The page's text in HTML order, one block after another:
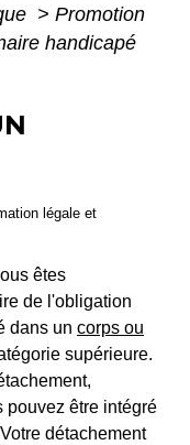
> Promotion
handicapé
légale et
êtes
de l'obligation
dans un corps ou
supérieure.
pouvez être intégré
détachement